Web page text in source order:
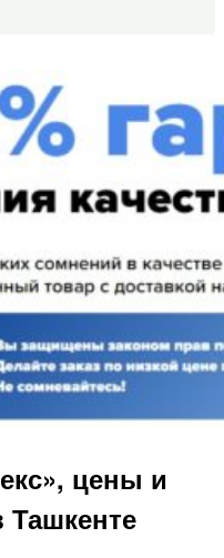
цены и
Ташкенте